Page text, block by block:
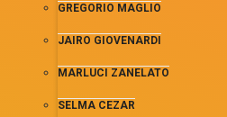
GREGORIO MAGLIO
JAIRO GIOVENARDI
MARLUCI ZANELATO
SELMA CEZAR